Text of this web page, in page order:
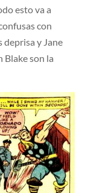
esto va a
con
deprisa y Jane
Blake son la